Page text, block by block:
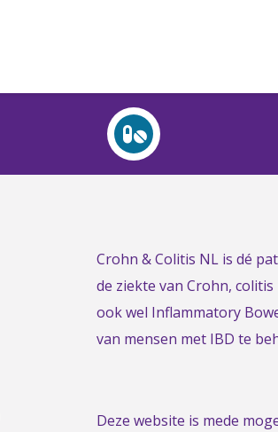
Link
homepage
Crohn & Colitis NL is dé
de ziekte van Crohn,
ook wel Inflammatory
van mensen met IBD te
Deze website is mede